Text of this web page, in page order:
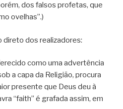
dos falsos profetas, que
ovelhas”.)
direto dos realizadores:
como uma advertência
a capa da Religião, procura
presente que Deus deu à
“faith” é grafada assim, em